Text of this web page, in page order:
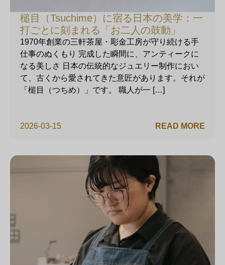
槌目（Tsuchime）に宿る日本の美学：一
打ごとに刻まれる「お二人の鼓動」
2026-03-15
1970年創業の三軒茶屋・彫金工房が守り続ける手
仕事のぬくもり 完成した瞬間に、アンティークに
なる美しさ 日本の伝統的なジュエリー制作におい
て、古くから愛されてきた意匠があります。それが
「槌目（つちめ）」です。 職人が一 […]
READ MORE